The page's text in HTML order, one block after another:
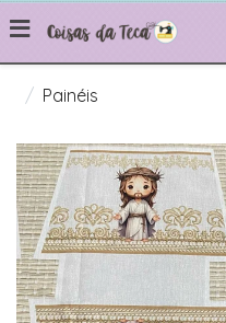
Painéis